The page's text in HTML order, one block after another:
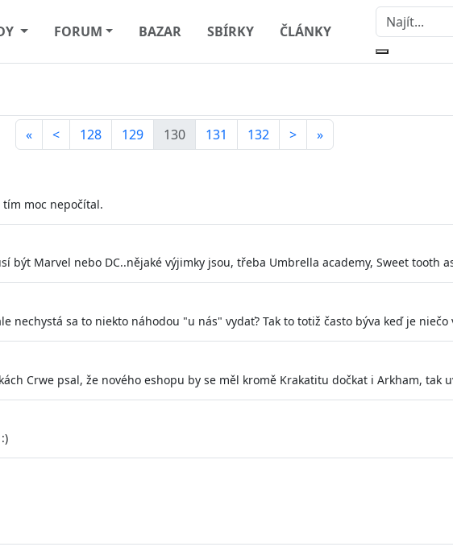
FORUM BAZAR SBÍRKY ČLÁNKY
« < 128 129 130 131 132 > »
moc nepočítal.
být Marvel nebo DC..nějaké výjimky jsou, třeba Umbrella academy, Sweet tooth
nechystá sa to niekto náhodou "u nás" vydať? Tak to totiž často býva keď je niečo
Crwe psal, že nového eshopu by se měl kromě Krakatitu dočkat i Arkham, tak